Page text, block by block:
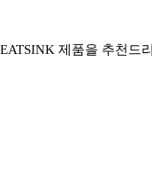
제품을 추천드